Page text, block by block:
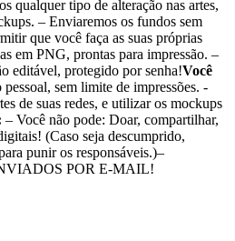
qualquer tipo de alteração nas artes,
– Enviaremos os fundos sem
que você faça as suas próprias
em PNG, prontas para impressão. –
editável, protegido por senha!Você
sem limite de impressões. -
de suas redes, e utilizar os mockups
– Você não pode: Doar, compartilhar,
(Caso seja descumprido,
punir os responsáveis.)–
POR E-MAIL!